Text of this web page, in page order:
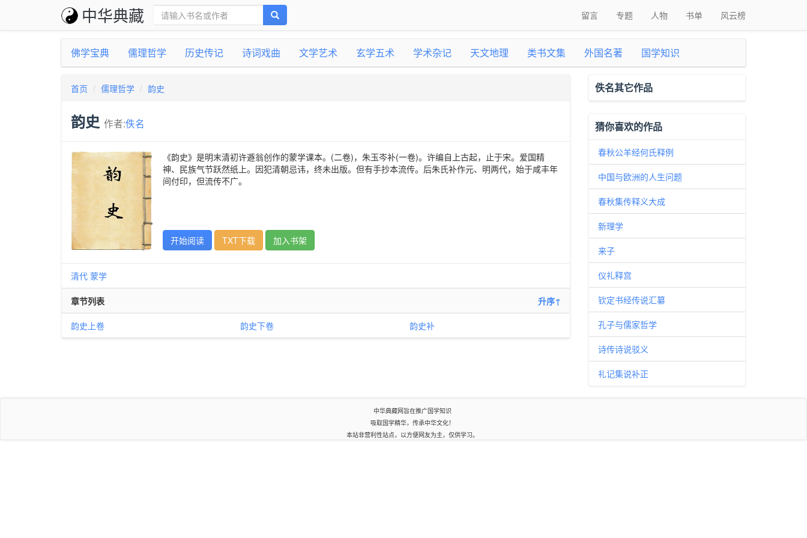
中华典藏 留言 专题 人物 书单 风云榜
佛学宝典 儒理哲学 历史传记 诗词戏曲 文学艺术 玄学五术 学术杂记 天文地理 类书文集 外国名著 国学知识
首页 儒理哲学 韵史
韵史 作者:佚名
《韵史》是明末清初许遯翁创作的蒙学课本。(二卷)，朱玉岑补(一卷)。许编自上古起，止于宋。爱国精
神、民族气节跃然纸上。因犯清朝忌讳，终未出版。但有手抄本流传。后朱氏补作元、明两代，始于咸丰年
间付印，但流传不广。
开始阅读 TXT下载 加入书架
清代 蒙学
章节列表 升序↑
韵史上卷 韵史下卷 韵史补
佚名其它作品
猜你喜欢的作品
春秋公羊经何氏释例
中国与欧洲的人生问题
春秋集传释义大成
新理学
来子
仪礼释宫
钦定书经传说汇纂
孔子与儒家哲学
诗传诗说驳义
礼记集说补正
中华典藏网旨在推广国学知识
吸取国学精华，传承中华文化！
本站非营利性站点，以方便网友为主，仅供学习。